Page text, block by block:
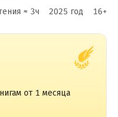
≈ 3ч 2025 год 16+
от 1 месяца